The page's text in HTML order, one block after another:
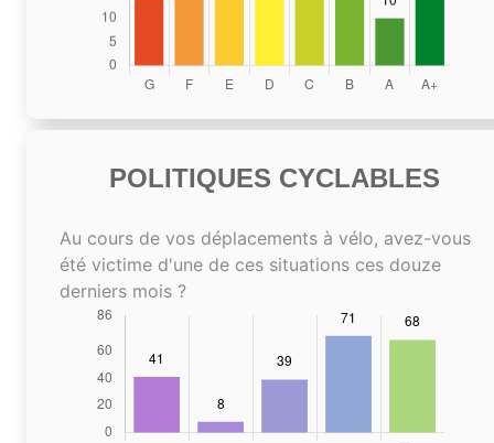
POLITIQUES CYCLABLES
Au cours de vos déplacements à vélo, avez-vous
été victime d'une de ces situations ces douze
derniers mois ?